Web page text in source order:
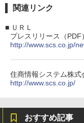
関連リンク
■ ＵＲＬ
プレスリリース（PDF）
http://www.scs.co.jp/
住商情報システム株式
http://www.scs.co.jp/
おすすめ記事